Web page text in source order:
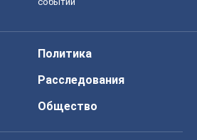
Политика
Расследования
Общество